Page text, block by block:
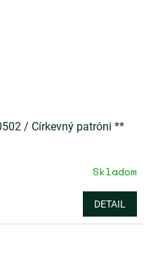
/ Církevný patróni **
Skladom
DETAIL